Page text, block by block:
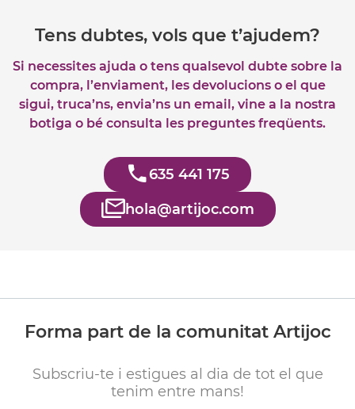
Tens dubtes, vols que t’ajudem?
Si necessites ajuda o tens qualsevol dubte sobre la
compra, l’enviament, les devolucions o el que
sigui, truca’ns, envia’ns un email, vine a la nostra
botiga o bé consulta les preguntes freqüents.
635 441 175
hola@artijoc.com
Forma part de la comunitat Artijoc
Subscriu-te i estigues al dia de tot el que
tenim entre mans!